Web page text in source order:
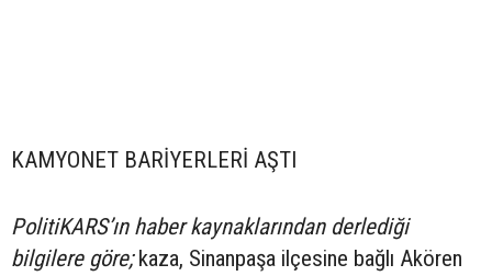
KAMYONET BARİYERLERİ AŞTI
PolitiKARS’ın haber kaynaklarından derlediği
bilgilere göre;kaza, Sinanpaşa ilçesine bağlı Akören